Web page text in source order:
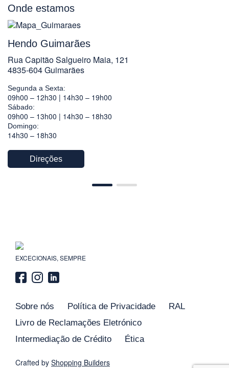
Onde estamos
Hendo Guimarães
Rua Capitão Salgueiro Maia, 121
4835-604 Guimarães
Segunda a Sexta:
09h00 – 12h30 | 14h30 – 19h00
Sábado:
09h00 – 13h00 | 14h30 – 18h30
Domingo:
14h30 – 18h30
Direções
EXCECIONAIS, SEMPRE
Sobre nós Política de Privacidade
RAL
Livro de Reclamações Eletrónico
Intermediação de Crédito
Ética
Crafted by Shopping Builders